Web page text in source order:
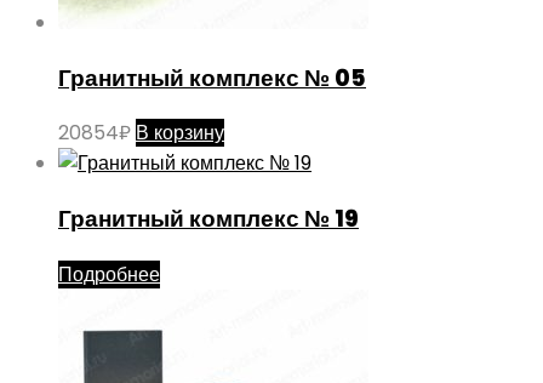
Гранитный комплекс № 05
20854₽ В корзину
Гранитный комплекс № 19
Подробнее